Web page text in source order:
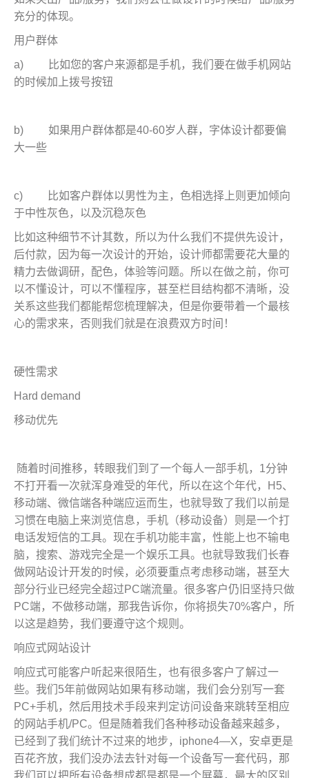
充分的体现。
用户群体
a) 比如您的客户来源都是手机，我们要在做手机网站
的时候加上拨号按钮
b) 如果用户群体都是40-60岁人群，字体设计都要偏
大一些
c) 比如客户群体以男性为主，色相选择上则更加倾向
于中性灰色，以及沉稳灰色
比如这种细节不计其数，所以为什么我们不提供先设计，
后付款，因为每一次设计的开始，设计师都需要花大量的
精力去做调研，配色，体验等问题。所以在做之前，你可
以不懂设计，可以不懂程序，甚至栏目结构都不清晰，没
关系这些我们都能帮您梳理解决，但是你要带着一个最核
心的需求来，否则我们就是在浪费双方时间！
硬性需求
Hard demand
移动优先
随着时间推移，转眼我们到了一个每人一部手机，1分钟
不打开看一次就浑身难受的年代，所以在这个年代，H5、
移动端、微信端各种端应运而生，也就导致了我们以前是
习惯在电脑上来浏览信息，手机（移动设备）则是一个打
电话发短信的工具。现在手机功能丰富，性能上也不输电
脑，搜索、游戏完全是一个娱乐工具。也就导致我们长春
做网站设计开发的时候，必须要重点考虑移动端，甚至大
部分行业已经完全超过PC端流量。很多客户仍旧坚持只做
PC端，不做移动端，那我告诉你，你将损失70%客户，所
以这是趋势，我们要遵守这个规则。
响应式网站设计
响应式可能客户听起来很陌生，也有很多客户了解过一
些。我们5年前做网站如果有移动端，我们会分别写一套
PC+手机，然后用技术手段来判定访问设备来跳转至相应
的网站手机/PC。但是随着我们各种移动设备越来越多，
已经到了我们统计不过来的地步，iphone4—X，安卓更是
百花齐放，我们没办法去针对每一个设备写一套代码，那
我们可以把所有设备想成都是都是一个屏幕，最大的区别